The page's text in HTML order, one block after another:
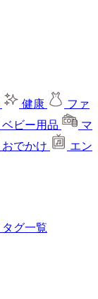
健康
ファ
ベビー用品
マ
おでかけ
エン
タグ一覧